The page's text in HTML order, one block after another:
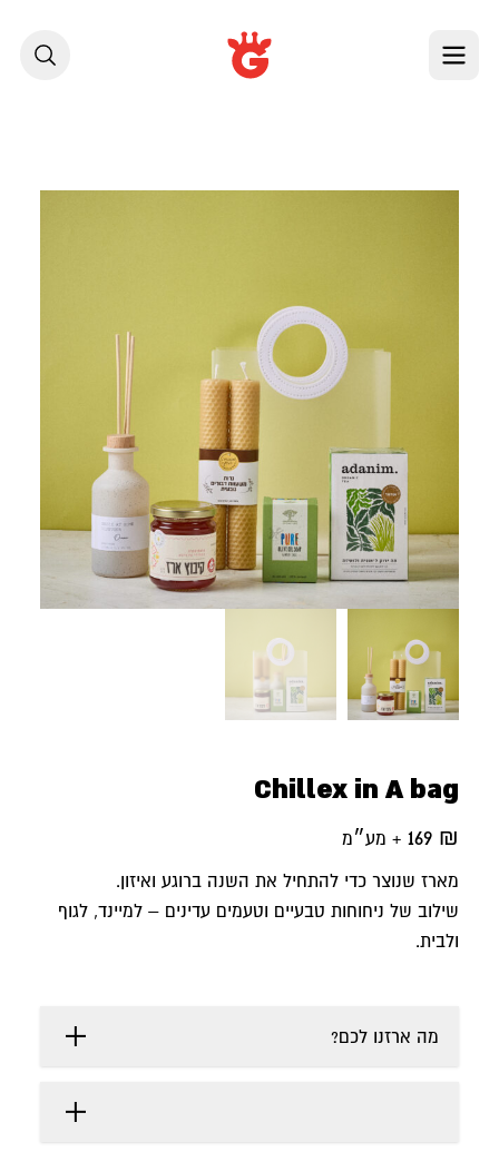
Chillex in A bag
169 ₪ + מע״מ
מארז שנוצר כדי להתחיל את השנה ברוגע ואיזון.
שילוב של ניחוחות טבעיים וטעמים עדינים – למיינד, לגוף
ולבית.
מה ארזנו לכם?